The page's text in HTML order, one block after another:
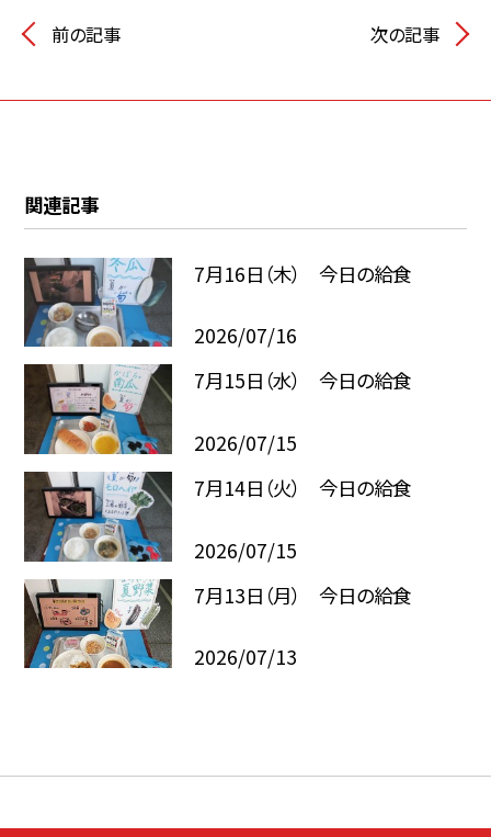
前の記事 次の記事
関連記事
7月16日（木） 今日の給食
2026/07/16
7月15日（水） 今日の給食
2026/07/15
7月14日（火） 今日の給食
2026/07/15
7月13日（月） 今日の給食
2026/07/13